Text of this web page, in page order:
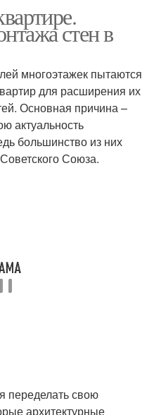
стен в
многоэтажек пытаются
для расширения их
Основная причина –
актуальность
большинство из них
Союза.
переделать свою
архитектурные